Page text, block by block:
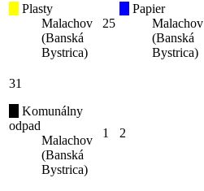
Plasty
Malachov
(Banská
Bystrica)
25
Papier
Malachov
(Banská
Bystrica)
31
Komunálny
odpad
Malachov
(Banská
Bystrica)
1 2